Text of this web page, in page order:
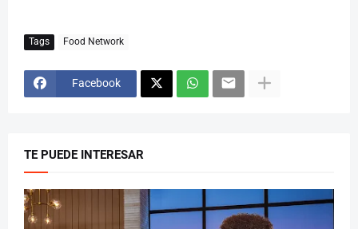
Tags Food Network
Facebook
TE PUEDE INTERESAR